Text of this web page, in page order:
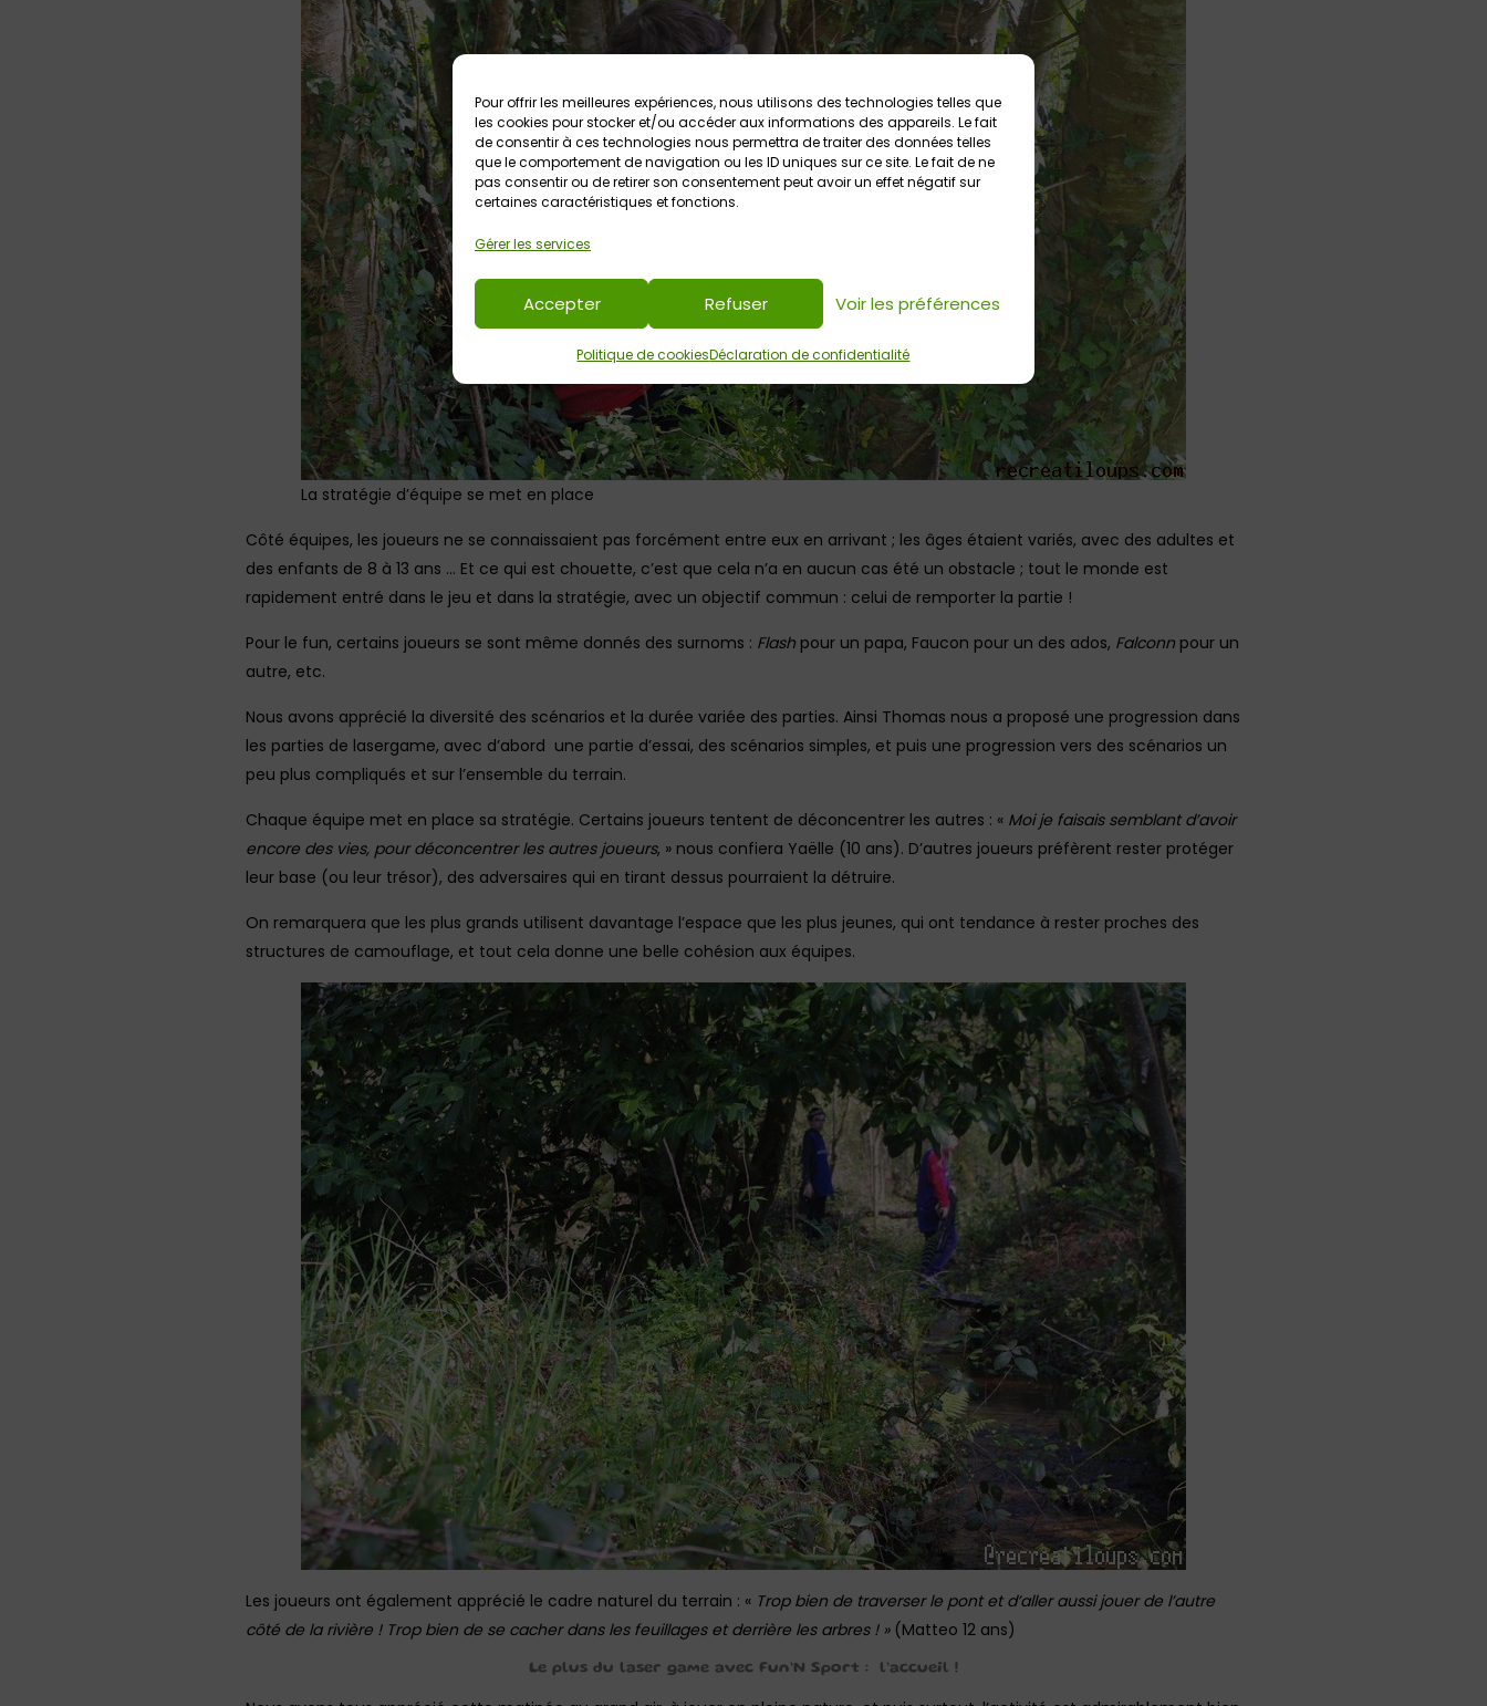
Pour offrir les meilleures expériences, nous utilisons des technologies telles que
les cookies pour stocker et/ou accéder aux informations des appareils. Le fait
de consentir à ces technologies nous permettra de traiter des données telles
que le comportement de navigation ou les ID uniques sur ce site. Le fait de ne
pas consentir ou de retirer son consentement peut avoir un effet négatif sur
certaines caractéristiques et fonctions.
Gérer les services
Accepter Refuser Voir les préférences
Politique de cookiesDéclaration de confidentialité
La stratégie d’équipe se met en place
Côté équipes, les joueurs ne se connaissaient pas forcément entre eux en arrivant ; les âges étaient variés, avec des adultes et
des enfants de 8 à 13 ans … Et ce qui est chouette, c’est que cela n’a en aucun cas été un obstacle ; tout le monde est
rapidement entré dans le jeu et dans la stratégie, avec un objectif commun : celui de remporter la partie !
Pour le fun, certains joueurs se sont même donnés des surnoms : Flash pour un papa, Faucon pour un des ados, Falconn pour un
autre, etc.
Nous avons apprécié la diversité des scénarios et la durée variée des parties. Ainsi Thomas nous a proposé une progression dans
les parties de lasergame, avec d’abord une partie d’essai, des scénarios simples, et puis une progression vers des scénarios un
peu plus compliqués et sur l’ensemble du terrain.
Chaque équipe met en place sa stratégie. Certains joueurs tentent de déconcentrer les autres : « Moi je faisais semblant d’avoir
encore des vies, pour déconcentrer les autres joueurs, » nous confiera Yaëlle (10 ans). D’autres joueurs préfèrent rester protéger
leur base (ou leur trésor), des adversaires qui en tirant dessus pourraient la détruire.
On remarquera que les plus grands utilisent davantage l’espace que les plus jeunes, qui ont tendance à rester proches des
structures de camouflage, et tout cela donne une belle cohésion aux équipes.
Les joueurs ont également apprécié le cadre naturel du terrain : « Trop bien de traverser le pont et d’aller aussi jouer de l’autre
côté de la rivière ! Trop bien de se cacher dans les feuillages et derrière les arbres ! » (Matteo 12 ans)
Le plus du laser game avec Fun’N Sport : l’accueil !